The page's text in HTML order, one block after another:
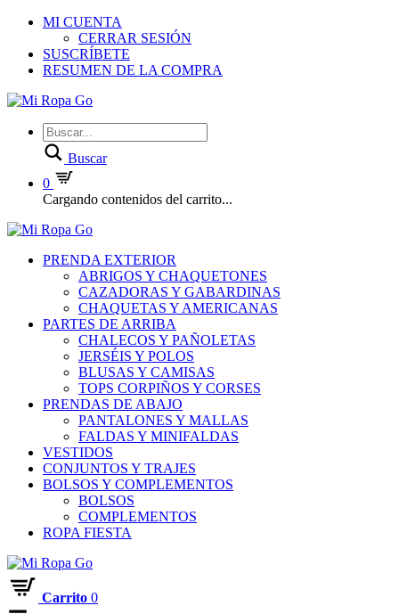
MI CUENTA
CERRAR SESIÓN
SUSCRÍBETE
RESUMEN DE LA COMPRA
Buscar
0
Cargando contenidos del carrito...
PRENDA EXTERIOR
ABRIGOS Y CHAQUETONES
CAZADORAS Y GABARDINAS
CHAQUETAS Y AMERICANAS
PARTES DE ARRIBA
CHALECOS Y PAÑOLETAS
JERSÉIS Y POLOS
BLUSAS Y CAMISAS
TOPS CORPIÑOS Y CORSES
PRENDAS DE ABAJO
PANTALONES Y MALLAS
FALDAS Y MINIFALDAS
VESTIDOS
CONJUNTOS Y TRAJES
BOLSOS Y COMPLEMENTOS
BOLSOS
COMPLEMENTOS
ROPA FIESTA
Carrito 0